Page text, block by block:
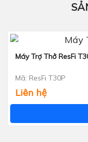
Máy Trợ Thở ResFi
Mã: ResFi T30P
Liên hệ